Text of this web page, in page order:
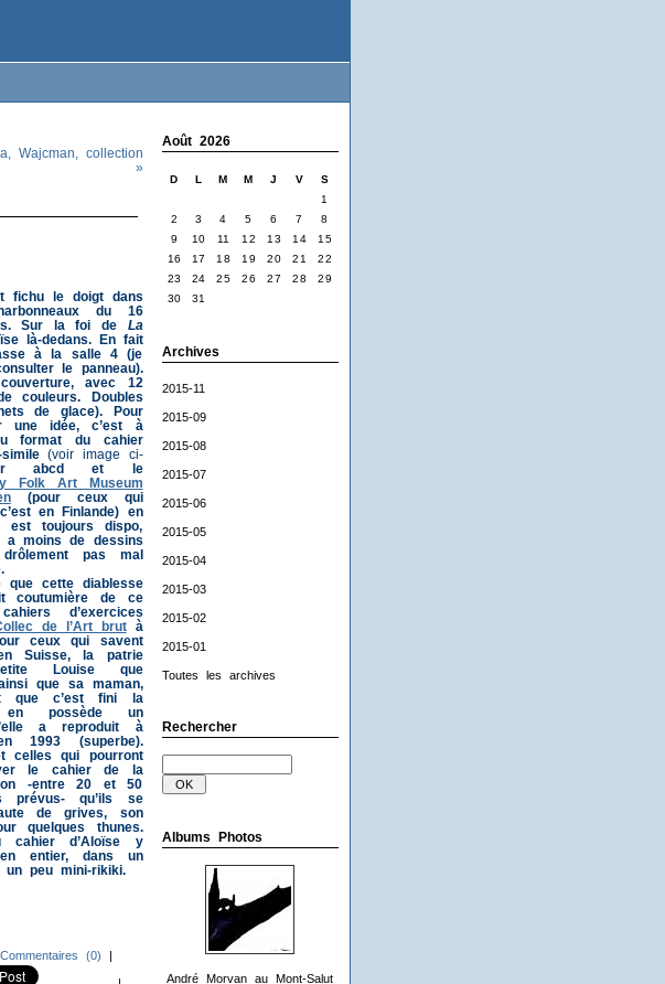
Août 2026
D L M M J V
S
1
2
3 4 5 6 7
8
9
10 11 12 13 14
15
16
17 18 19 20 21
22
23
24 25 26 27 28
29
30
31
Archives
2015-11
2015-09
2015-08
2015-07
2015-06
2015-05
2015-04
2015-03
2015-02
2015-01
Toutes les archives
Rechercher
Albums Photos
André Morvan au Mont-Salut
Wajcman, collection
»
fichu le doigt dans
du 16
Sur la foi de La
là-dedans. En fait
à la salle 4 (je
le panneau).
avec 12
couleurs. Doubles
de glace).
Pour
une idée, c’est à
format du cahier
(voir image ci-
abcd et le
Folk Art Museum
(pour ceux qui
en Finlande) en
est toujours dispo,
moins de dessins
pas mal
cette diablesse
coutumière de ce
d’exercices
de l’Art brutà
ceux qui savent
Suisse, la patrie
Louise que
que sa maman,
que c’est fini la
en possède un
a reproduit à
1993 (superbe).
celles qui pourront
le cahier de la
-entre 20 et 50
prévus- qu’ils se
de grives, son
quelques thunes.
cahier d’Aloïse y
entier, dans un
un peu mini-rikiki.
Commentaires (0) |